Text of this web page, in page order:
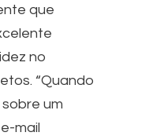
que
no
“Quando
um
mail